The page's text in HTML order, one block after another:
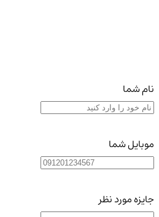
نام شما
موبایل شما
جایزه مورد نظر